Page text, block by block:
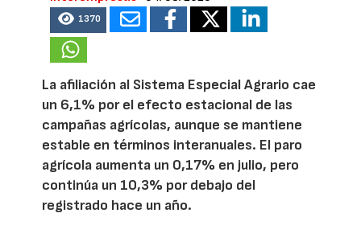
1370
La afiliación al Sistema Especial Agrario cae
un 6,1% por el efecto estacional de las
campañas agrícolas, aunque se mantiene
estable en términos interanuales. El paro
agrícola aumenta un 0,17% en julio, pero
continúa un 10,3% por debajo del
registrado hace un año.